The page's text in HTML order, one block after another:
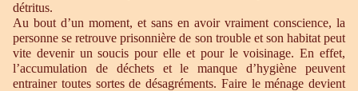
détritus.
Au bout d’un moment, et sans en avoir vraiment conscience, la
personne se retrouve prisonnière de son trouble et son habitat peut
vite devenir un soucis pour elle et pour le voisinage. En effet,
l’accumulation de déchets et le manque d’hygiène peuvent
entrainer toutes sortes de désagréments. Faire le ménage devient